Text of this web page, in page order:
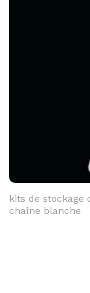
kits de stockage
chaîne blanche